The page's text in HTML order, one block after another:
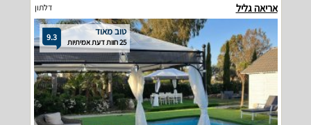
אריאה גליל דלתון
9.3 טוב מאוד
25 חוות דעת אמיתיות